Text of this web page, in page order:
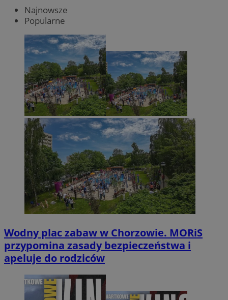
Najnowsze
Popularne
Wodny plac zabaw w Chorzowie. MORiS
przypomina zasady bezpieczeństwa i
apeluje do rodziców